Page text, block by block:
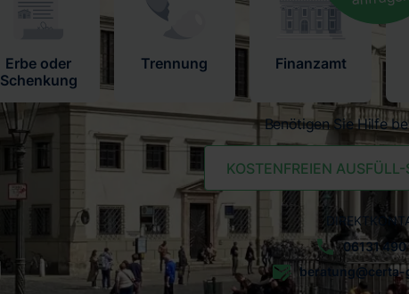
Erbe oder
Schenkung
Trennung Finanzamt
Benötigen Sie Hilfe
KOSTENFREIEN
06131
beratung@certa-